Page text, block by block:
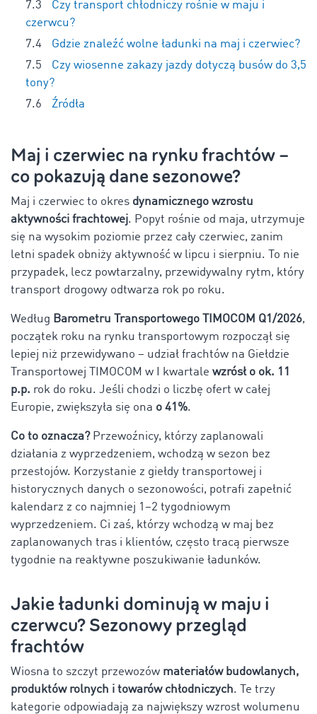
Czy transport chłodniczy rośnie w maju i
czerwcu?
Gdzie znaleźć wolne ładunki na maj i czerwiec?
Czy wiosenne zakazy jazdy dotyczą busów do 3,5
tony?
Źródła
Maj i czerwiec na rynku frachtów –
co pokazują dane sezonowe?
Maj i czerwiec to okres dynamicznego wzrostu
aktywności frachtowej. Popyt rośnie od maja, utrzymuje
się na wysokim poziomie przez cały czerwiec, zanim
letni spadek obniży aktywność w lipcu i sierpniu. To nie
przypadek, lecz powtarzalny, przewidywalny rytm, który
transport drogowy odtwarza rok po roku.
Według Barometru Transportowego TIMOCOM Q1/2026,
początek roku na rynku transportowym rozpoczął się
lepiej niż przewidywano – udział frachtów na Giełdzie
Transportowej TIMOCOM w I kwartale wzrósł o ok. 11
p.p. rok do roku. Jeśli chodzi o liczbę ofert w całej
Europie, zwiększyła się ona o 41%.
Co to oznacza? Przewoźnicy, którzy zaplanowali
działania z wyprzedzeniem, wchodzą w sezon bez
przestojów. Korzystanie z giełdy transportowej i
historycznych danych o sezonowości, potrafi zapełnić
kalendarz z co najmniej 1–2 tygodniowym
wyprzedzeniem. Ci zaś, którzy wchodzą w maj bez
zaplanowanych tras i klientów, często tracą pierwsze
tygodnie na reaktywne poszukiwanie ładunków.
Jakie ładunki dominują w maju i
czerwcu? Sezonowy przegląd
frachtów
Wiosna to szczyt przewozów materiałów budowlanych,
produktów rolnych i towarów chłodniczych. Te trzy
kategorie odpowiadają za największy wzrost wolumenu